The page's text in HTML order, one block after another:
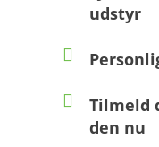
udstyr
Tilmeld
den nu